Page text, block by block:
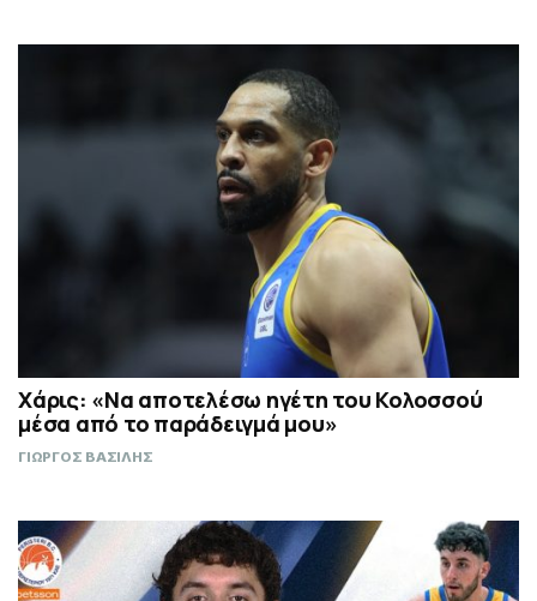
Χάρις: «Να αποτελέσω ηγέτη του Κολοσσού
μέσα από το παράδειγμά μου»
ΓΙΩΡΓΟΣ ΒΑΣΙΛΗΣ